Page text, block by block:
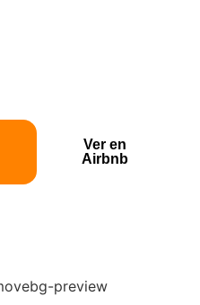
Ver en
Airbnb